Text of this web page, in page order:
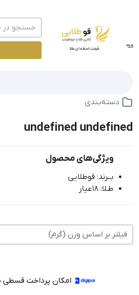
ورود
قیمت لحظه ای طلا
دسته‌بندی
undefined undefined
ویژگی‌های محصول
بــرند: قوطلایی
طـلا: 18عیار
فیلتر بر اساس وزن (گرم)
امکان پرداخت قسطی